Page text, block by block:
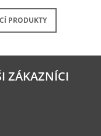
PRODUKTY
ZÁKAZNÍCI